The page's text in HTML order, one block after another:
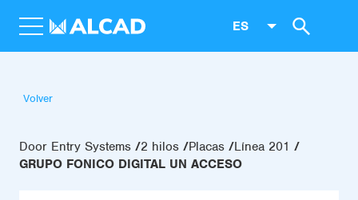
ES
Volver
Door Entry Systems 2 hilos Placas
Línea 201
GRUPO FONICO DIGITAL UN ACCESO